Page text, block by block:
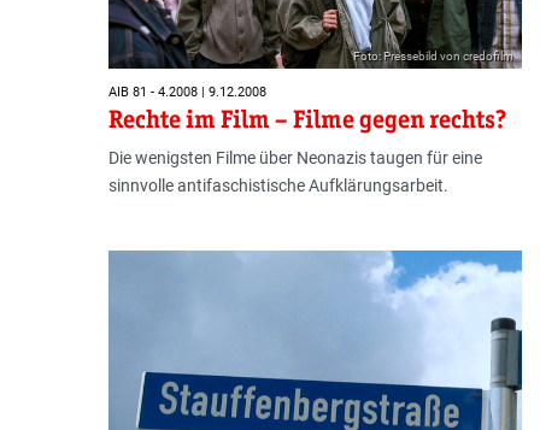
Foto: Pressebild von credofilm
AIB 81 - 4.2008 | 9.12.2008
Rechte im Film – Filme gegen rechts?
Die wenigsten Filme über Neonazis taugen für eine
sinnvolle antifaschistische Aufklärungsarbeit.